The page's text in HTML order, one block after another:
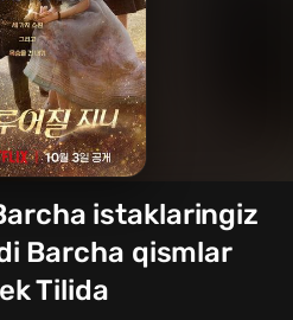
istaklaringiz
Barcha qismlar
Tilida